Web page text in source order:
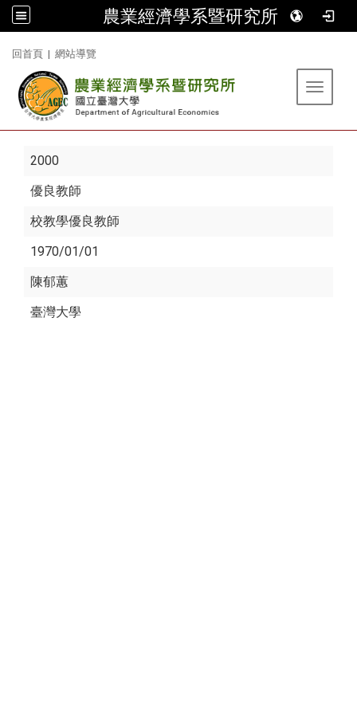
農業經濟學系暨研究所
回首頁 | 網站導覽
Toggle
2000
優良教師
校教學優良教師
1970/01/01
陳郁蕙
臺灣大學